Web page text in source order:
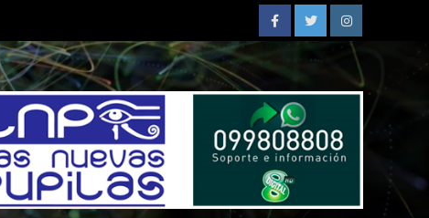
FacebookTwitterInstagram